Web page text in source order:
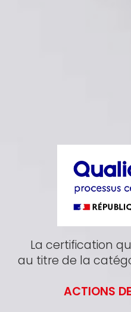
La certification
au titre de la
ACTIONS